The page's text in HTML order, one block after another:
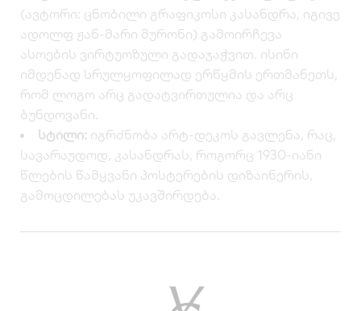
(ავტორი: ცნობილი გრაფიკოსი კასანდრა, იგივე
ადოლფ ჟან-მარი მურონი) გამოირჩევა
ასოების ვირტუოზული გადაჯაჭვით. ისინი
იმდენად სრულყოფილად ერწყმის ერთმანეთს,
რომ ლოგო არც გადატვირთულია და არც
ბუნდოვანი.
სტილი: იგრძნობა არტ-დეკოს გავლენა, რაც,
სავარაუდოდ, კასანდრას, როგორც 1930-იანი
წლების წამყვანი პოსტერების დიზაინერის,
გამოცდილებას უკავშირდება.